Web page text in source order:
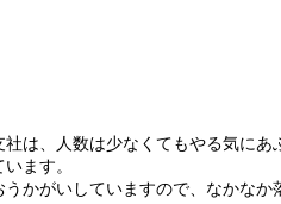
は、人数は少なくてもやる気に
ます。
かがいしていますので、なかな